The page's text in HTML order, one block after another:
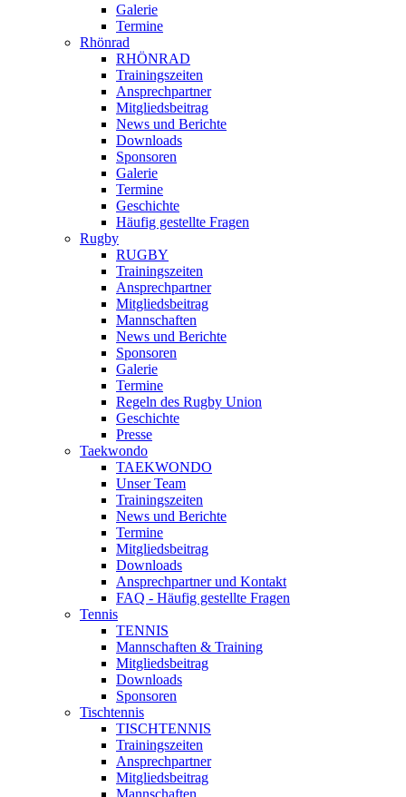
Galerie
Termine
Rhönrad
RHÖNRAD
Trainingszeiten
Ansprechpartner
Mitgliedsbeitrag
News und Berichte
Downloads
Sponsoren
Galerie
Termine
Geschichte
Häufig gestellte Fragen
Rugby
RUGBY
Trainingszeiten
Ansprechpartner
Mitgliedsbeitrag
Mannschaften
News und Berichte
Sponsoren
Galerie
Termine
Regeln des Rugby Union
Geschichte
Presse
Taekwondo
TAEKWONDO
Unser Team
Trainingszeiten
News und Berichte
Termine
Mitgliedsbeitrag
Downloads
Ansprechpartner und Kontakt
FAQ - Häufig gestellte Fragen
Tennis
TENNIS
Mannschaften & Training
Mitgliedsbeitrag
Downloads
Sponsoren
Tischtennis
TISCHTENNIS
Trainingszeiten
Ansprechpartner
Mitgliedsbeitrag
Mannschaften